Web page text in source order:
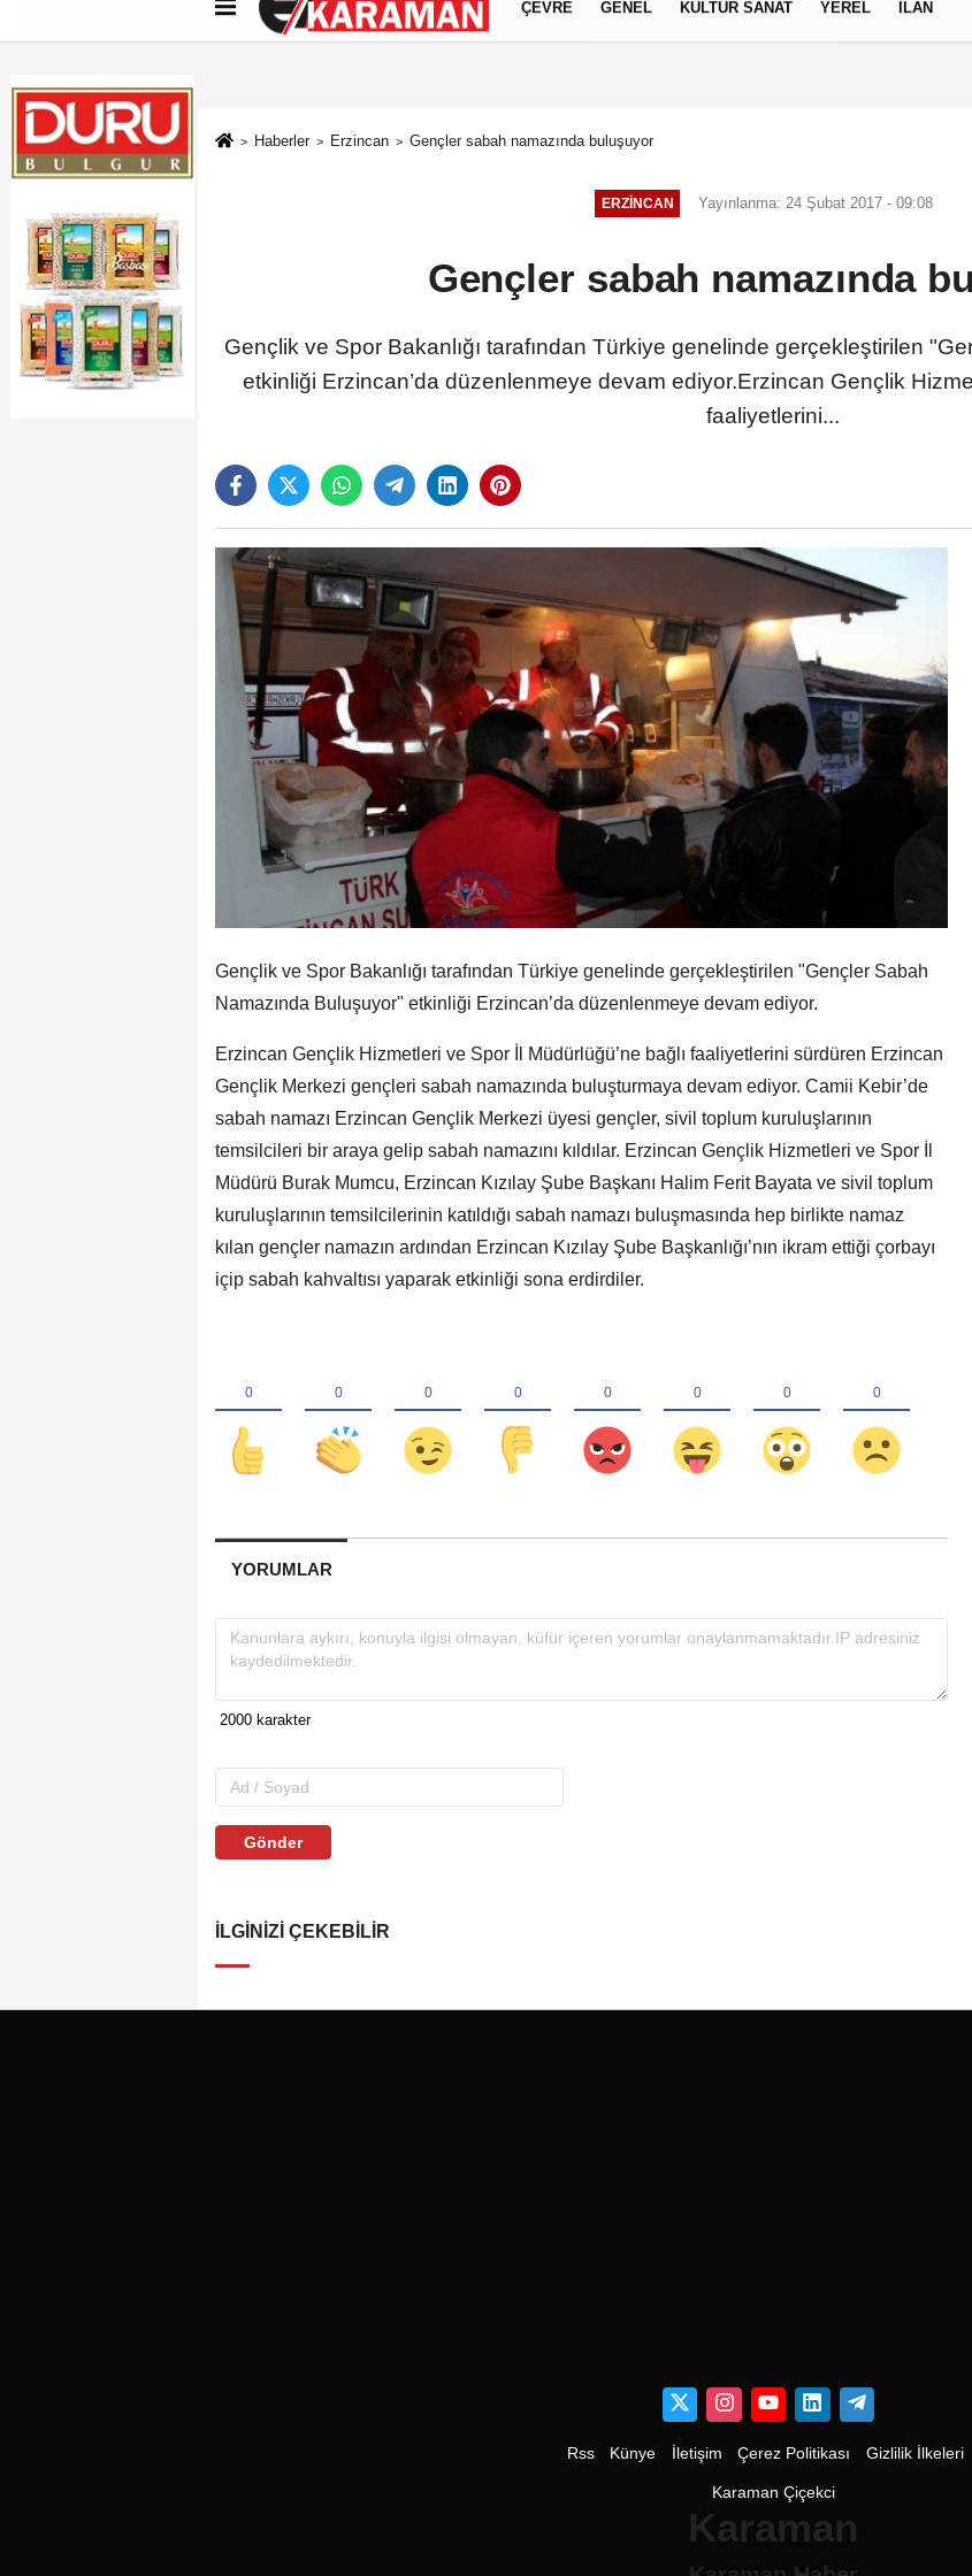
Künye İletişim Çerez Politikası Gizlilik İlkeleri
ÇEVRE GENEL KÜLTÜR SANAT YEREL İLAN
Haberler Erzincan Gençler sabah namazında buluşuyor
ERZINCAN Yayınlanma: 24 Şubat 2017 - 09:08
Gençler sabah namazında
Gençlik ve Spor Bakanlığı tarafından Türkiye genelinde gerçekleştirilen
etkinliği Erzincan’da düzenlenmeye devam ediyor.Erzincan Gençlik
faaliyetlerini...
Gençlik ve Spor Bakanlığı tarafından Türkiye genelinde gerçekleştirilen "Gençler Sabah
Namazında Buluşuyor" etkinliği Erzincan’da düzenlenmeye devam ediyor.
Erzincan Gençlik Hizmetleri ve Spor İl Müdürlüğü’ne bağlı faaliyetlerini sürdüren Erzincan
Gençlik Merkezi gençleri sabah namazında buluşturmaya devam ediyor. Camii Kebir’de
sabah namazı Erzincan Gençlik Merkezi üyesi gençler, sivil toplum kuruluşlarının
temsilcileri bir araya gelip sabah namazını kıldılar. Erzincan Gençlik Hizmetleri ve Spor İl
Müdürü Burak Mumcu, Erzincan Kızılay Şube Başkanı Halim Ferit Bayata ve sivil toplum
kuruluşlarının temsilcilerinin katıldığı sabah namazı buluşmasında hep birlikte namaz
kılan gençler namazın ardından Erzincan Kızılay Şube Başkanlığı’nın ikram ettiği çorbayı
içip sabah kahvaltısı yaparak etkinliği sona erdirdiler.
YORUMLAR
Gönder
İLGINIZI ÇEKEBILIR
Rss Künye İletişim Çerez Politikası Gizlilik İlkeleri
Karaman Çiçekci
Karaman